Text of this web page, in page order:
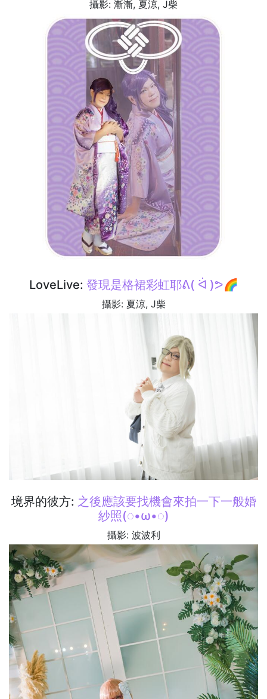
攝影: 漸漸, 夏涼, J柴
LoveLive: 發現是格裙彩虹耶ᕕ( ᐛ )ᕗ🌈
攝影: 夏涼, J柴
境界的彼方: 之後應該要找機會來拍一下一般婚
紗照(◌•ω•◌)
攝影: 波波利